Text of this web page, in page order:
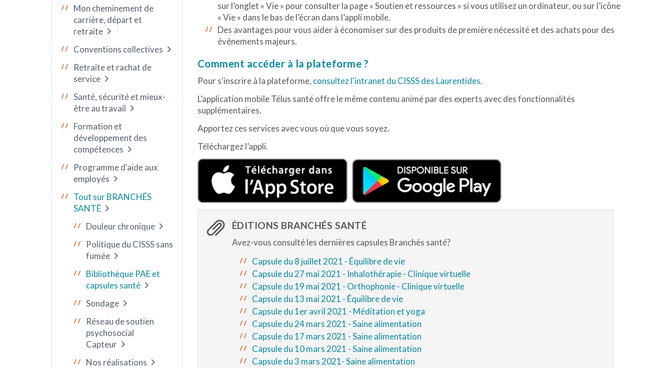
Mon cheminement de
carrière, départ et
retraite
Conventions collectives
Retraite et rachat de
service
Santé, sécurité et mieux-
être au travail
Formation et
développement des
compétences
Programme d'aide aux
employés
Tout sur BRANCHÉS
SANTÉ
Douleur chronique
Politique du CISSS sans
fumée
Bibliothèque PAE et
capsules santé
Sondage
Réseau de soutien
psychosocial
Capteur
Nos réalisations
sur l’onglet « Vie » pour consulter la page « Soutien et ressources » si vous utilisez un ordinateur, ou sur l’icône
« Vie » dans le bas de l’écran dans l’appli mobile.
Des avantages pour vous aider à économiser sur des produits de première nécessité et des achats pour des
événements majeurs.
Comment accéder à la plateforme ?
Pour s'inscrire à la plateforme, consultez l'intranet du CISSS des Laurentides.
L’application mobile Télus santé offre le même contenu animé par des experts avec des fonctionnalités
supplémentaires.
Apportez ces services avec vous où que vous soyez.
Téléchargez l’appli.
ÉDITIONS BRANCHÉS SANTÉ
Avez-vous consulté les dernières capsules Branchés santé?
Capsule du 8 juillet 2021 - Équilibre de vie
Capsule du 27 mai 2021 - Inhalothérapie - Clinique virtuelle
Capsule du 19 mai 2021 - Orthophonie - Clinique virtuelle
Capsule du 13 mai 2021 - Équilibre de vie
Capsule du 1er avril 2021 - Méditation et yoga
Capsule du 24 mars 2021 - Saine alimentation
Capsule du 17 mars 2021 - Saine alimentation
Capsule du 10 mars 2021 - Saine alimentation
Capsule du 3 mars 2021- Saine alimentation